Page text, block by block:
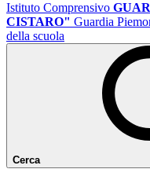
Istituto Comprensivo
CISTARO" Guardia
della scuola
Cerca